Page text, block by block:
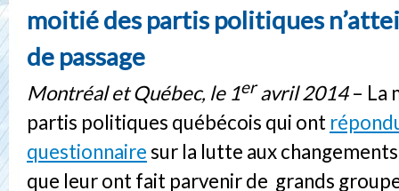
moitié des partis politiques
de passage
Montréal et Québec, le 1eravril 2014– La
partis politiques québécois qui ont
questionnairesur la lutte aux
que leur ont fait parvenir de grands